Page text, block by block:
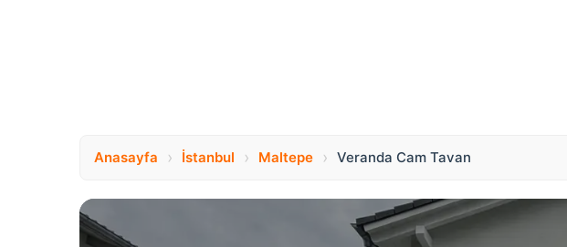
Anasayfa › İstanbul › Maltepe › Veranda Cam Tavan